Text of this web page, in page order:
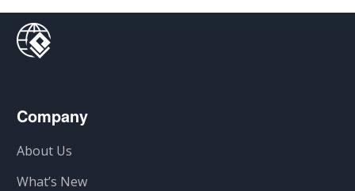
Company
About Us
What’s New